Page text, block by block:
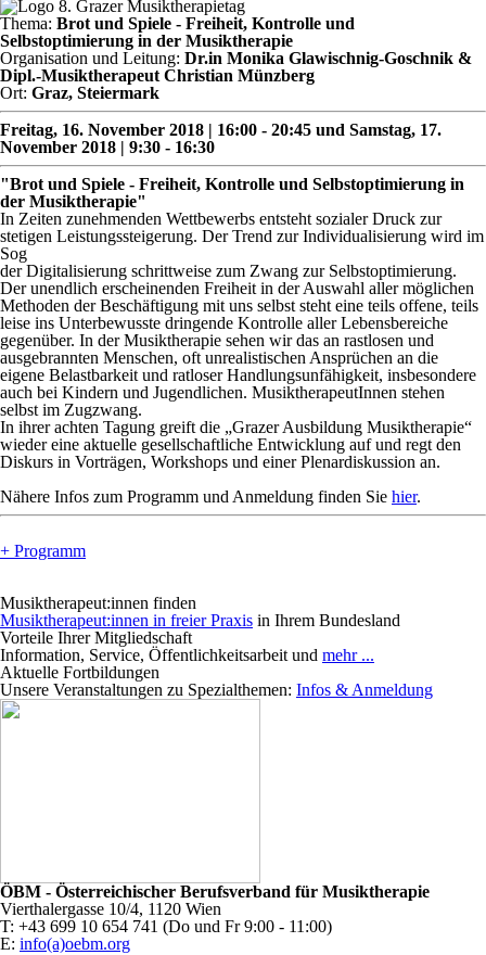
Thema: Brot und Spiele - Freiheit, Kontrolle und
Selbstoptimierung in der Musiktherapie
Organisation und Leitung: Dr.in Monika Glawischnig-Goschnik &
Dipl.-Musiktherapeut Christian Münzberg
Ort: Graz, Steiermark
Freitag, 16. November 2018 | 16:00 - 20:45 und Samstag, 17.
November 2018 | 9:30 - 16:30
"Brot und Spiele - Freiheit, Kontrolle und Selbstoptimierung in
der Musiktherapie"
In Zeiten zunehmenden Wettbewerbs entsteht sozialer Druck zur
stetigen Leistungssteigerung. Der Trend zur Individualisierung wird im
Sog
der Digitalisierung schrittweise zum Zwang zur Selbstoptimierung.
Der unendlich erscheinenden Freiheit in der Auswahl aller möglichen
Methoden der Beschäftigung mit uns selbst steht eine teils offene, teils
leise ins Unterbewusste dringende Kontrolle aller Lebensbereiche
gegenüber. In der Musiktherapie sehen wir das an rastlosen und
ausgebrannten Menschen, oft unrealistischen Ansprüchen an die
eigene Belastbarkeit und ratloser Handlungsunfähigkeit, insbesondere
auch bei Kindern und Jugendlichen. MusiktherapeutInnen stehen
selbst im Zugzwang.
In ihrer achten Tagung greift die „Grazer Ausbildung Musiktherapie“
wieder eine aktuelle gesellschaftliche Entwicklung auf und regt den
Diskurs in Vorträgen, Workshops und einer Plenardiskussion an.
Nähere Infos zum Programm und Anmeldung finden Sie hier.
+ Programm
Musiktherapeut:innen finden
Musiktherapeut:innen in freier Praxis in Ihrem Bundesland
Vorteile Ihrer Mitgliedschaft
Information, Service, Öffentlichkeitsarbeit und mehr ...
Aktuelle Fortbildungen
Unsere Veranstaltungen zu Spezialthemen: Infos & Anmeldung
ÖBM - Österreichischer Berufsverband für Musiktherapie
Vierthalergasse 10/4, 1120 Wien
T: +43 699 10 654 741 (Do und Fr 9:00 - 11:00)
E: info(a)oebm.org